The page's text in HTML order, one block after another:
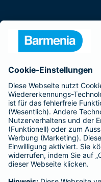
Barmenia ist
Kranken-